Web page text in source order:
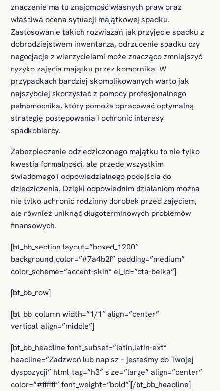
znaczenie ma tu znajomość własnych praw oraz
właściwa ocena sytuacji majątkowej spadku.
Zastosowanie takich rozwiązań jak przyjęcie spadku z
dobrodziejstwem inwentarza, odrzucenie spadku czy
negocjacje z wierzycielami może znacząco zmniejszyć
ryzyko zajęcia majątku przez komornika. W
przypadkach bardziej skomplikowanych warto jak
najszybciej skorzystać z pomocy profesjonalnego
pełnomocnika, który pomoże opracować optymalną
strategię postępowania i ochronić interesy
spadkobiercy.
Zabezpieczenie odziedziczonego majątku to nie tylko
kwestia formalności, ale przede wszystkim
świadomego i odpowiedzialnego podejścia do
dziedziczenia. Dzięki odpowiednim działaniom można
nie tylko uchronić rodzinny dorobek przed zajęciem,
ale również uniknąć długoterminowych problemów
finansowych.
[bt_bb_section layout=”boxed_1200″
background_color=”#7a4b2f” padding=”medium”
color_scheme=”accent-skin” el_id=”cta-belka”]
[bt_bb_row]
[bt_bb_column width=”1/1″ align=”center”
vertical_align=”middle”]
[bt_bb_headline font_subset=”latin,latin-ext”
headline=”Zadzwoń lub napisz – jesteśmy do Twojej
dyspozycji” html_tag=”h3″ size=”large” align=”center”
color=”#ffffff” font_weight=”bold”][/bt_bb_headline]